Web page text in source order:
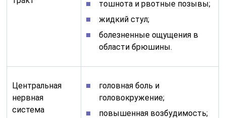
тошнота и рвотные позывы;
жидкий стул;
болезненные ощущения в
области брюшины.
Центральная
нервная
система
головная боль и
головокружение;
повышенная возбудимость;